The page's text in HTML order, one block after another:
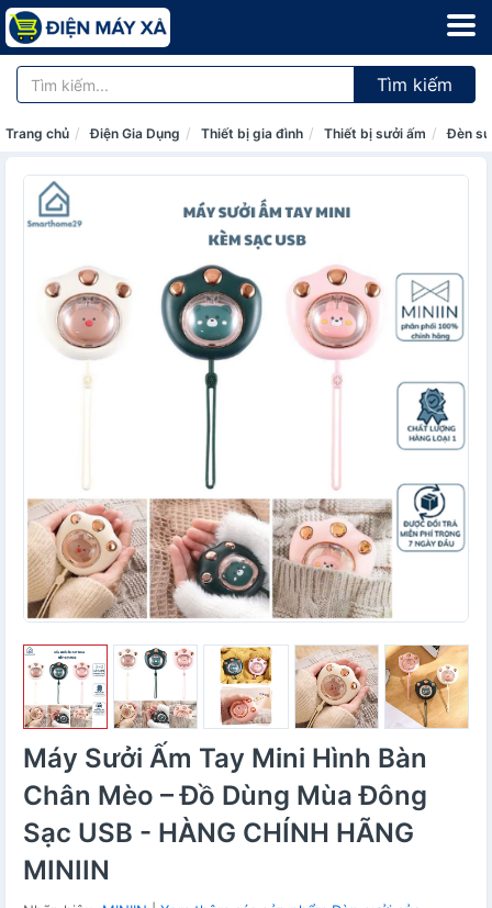
Tìm kiếm
Trang chủ Điện Gia Dụng Thiết bị gia đình Thiết bị sưởi ấm Đèn
Máy Sưởi Ấm Tay Mini Hình Bàn
Chân Mèo – Đồ Dùng Mùa Đông
Sạc USB - HÀNG CHÍNH HÃNG
MINIIN